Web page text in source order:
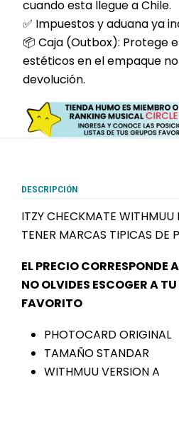
cuando esta llegue a Chile.
✅ Impuestos y aduana ya
📦 Caja (Outbox): Protege
estéticos en el empaque
devolución.
DESCRIPCIÓN
ITZY CHECKMATE WITHMUU
TENER MARCAS TIPICAS DE
EL PRECIO CORRESPONDE
NO OLVIDES ESCOGER A
FAVORITO
PHOTOCARD ORIGINAL
TAMAÑO STANDAR
WITHMUU VERSION A